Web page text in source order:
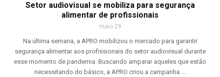
Setor audiovisual se mobiliza para segurança
alimentar de profissionais
maio 29
Na última semana, a APRO mobilizou o mercado para garantir
segurança alimentar aos profissionais do setor audiovisual durante
esse momento de pandemia. Buscando amparar aqueles que estão
necessitando do básico, a APRO criou a campanha ...